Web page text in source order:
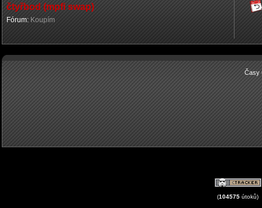
čtyřbod (mpfi swap)
Fórum: Koupím
Časy
(104575 útoků)